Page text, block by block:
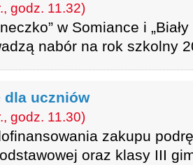
godz. 11.32)
w Somiance i
nabór na rok szkolny
dla uczniów
godz. 11.30)
zakupu
oraz klasy III